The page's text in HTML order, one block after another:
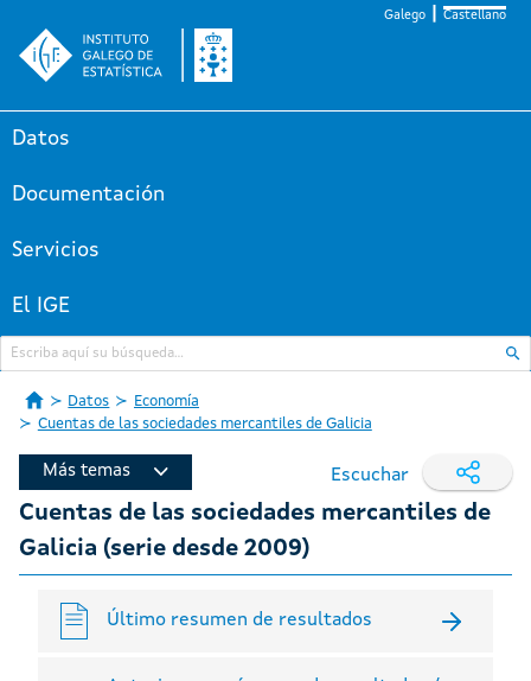
Galego Castellano
Datos
Documentación
Servicios
El IGE
Datos
Economía
Cuentas de las sociedades mercantiles de Galicia
Más temas Escuchar
Cuentas de las sociedades mercantiles de
Galicia (serie desde 2009)
Último resumen de resultados